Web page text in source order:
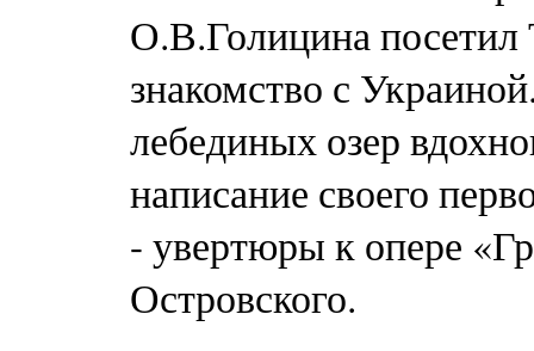
О.В.Голицина посетил
знакомство с
лебединых озер
написание своего
- увертюры к опере
Островского.